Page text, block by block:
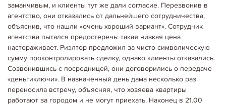
заманчивым, и клиенты тут же дали согласие. Перезвонив в
агентство, они отказались от дальнейшего сотрудничества,
объяснив, что нашли «очень хороший вариант». Сотрудник
агентства пытался предостеречь: такая низкая цена
настораживает. Риэлтор предложил за чисто символическую
сумму проконтролировать сделку, однако клиенты отказались.
Созвонившись с посредницей, они договорились о передаче
«деньгиключи». В назначенный день дама несколько раз
переносила встречу, объясняя, что хозяева квартиры
работают за городом и не могут приехать. Наконец в 21.00
06.05.2020 Корисне щодо оренди
КАК РАЗЛИЧИТЬ НЕДОБРОСОВЕСТНОГО АРЕНДАТОРА
При аренде квартиры рискуют не только клиенты (известно, что
подвержены молодые одинокие девушки до 30 лет), но и хозяева.
Многие из них, дающие объявления в открытых источниках,…
Детальніше...